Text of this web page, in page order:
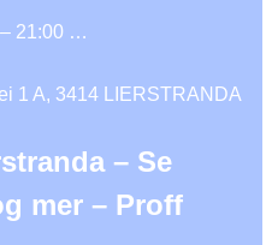
21:00 …
1 A, 3414 LIERSTRANDA
– Se
mer – Proff